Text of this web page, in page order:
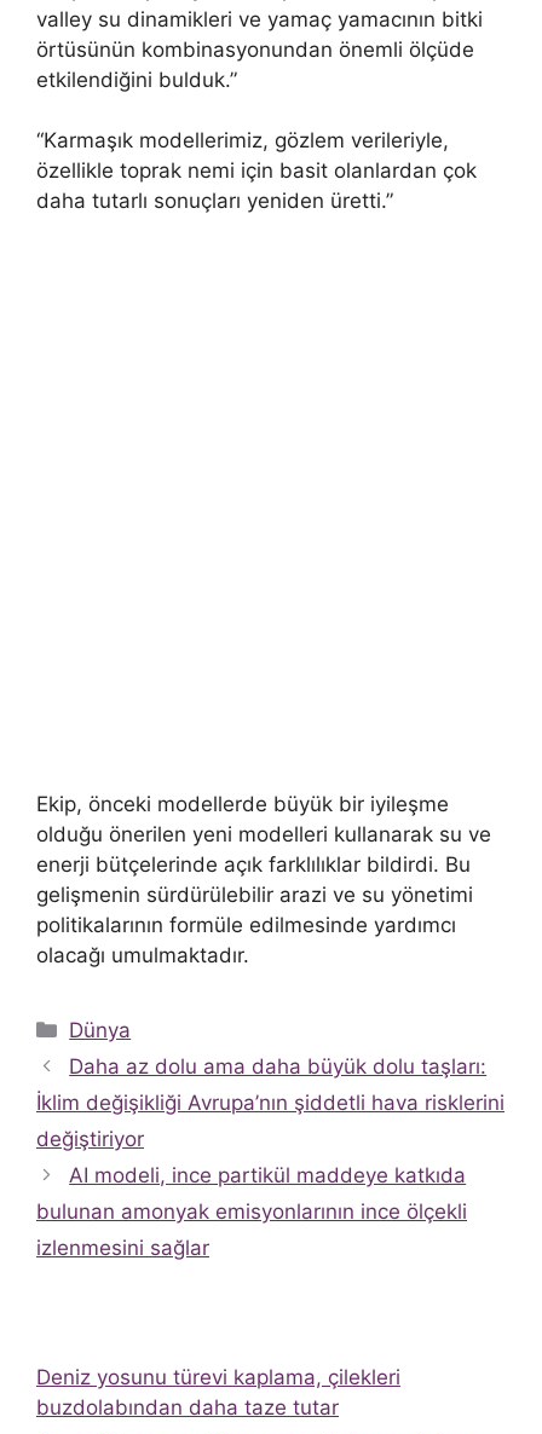
valley su dinamikleri ve yamaç yamacının bitki
örtüsünün kombinasyonundan önemli ölçüde
etkilendiğini bulduk.”
“Karmaşık modellerimiz, gözlem verileriyle,
özellikle toprak nemi için basit olanlardan çok
daha tutarlı sonuçları yeniden üretti.”
Ekip, önceki modellerde büyük bir iyileşme
olduğu önerilen yeni modelleri kullanarak su ve
enerji bütçelerinde açık farklılıklar bildirdi. Bu
gelişmenin sürdürülebilir arazi ve su yönetimi
politikalarının formüle edilmesinde yardımcı
olacağı umulmaktadır.
Kategoriler
Dünya
Daha az dolu ama daha büyük dolu taşları:
İklim değişikliği Avrupa’nın şiddetli hava risklerini
değiştiriyor
AI modeli, ince partikül maddeye katkıda
bulunan amonyak emisyonlarının ince ölçekli
izlenmesini sağlar
Deniz yosunu türevi kaplama, çilekleri
buzdolabından daha taze tutar